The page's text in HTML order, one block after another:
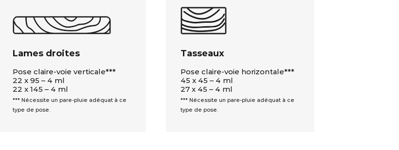
Lames droites
Pose claire-voie verticale***
22 x 95 – 4 ml
22 x 145 – 4 ml
*** Nécessite un pare-pluie adéquat à ce
type de pose.
Tasseaux
Pose claire-voie horizontale***
45 x 45 – 4 ml
27 x 45 – 4 ml
*** Nécessite un pare-pluie adéquat à ce
type de pose.